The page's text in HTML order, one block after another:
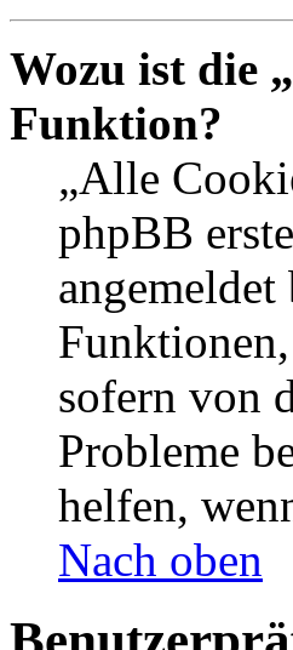
Wozu ist die
Funktion?
„Alle
phpBB
sofern von
Probleme
helfen,
Nach oben